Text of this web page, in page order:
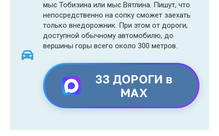
мыс Тобизина или мыс Вятлина. Пишут, что
непосредственно на сопку сможет заехать
только внедорожник. При этом от дороги,
доступной обычному автомобилю, до
вершины горы всего около 300 метров.
33 ДОРОГИ в
MAX